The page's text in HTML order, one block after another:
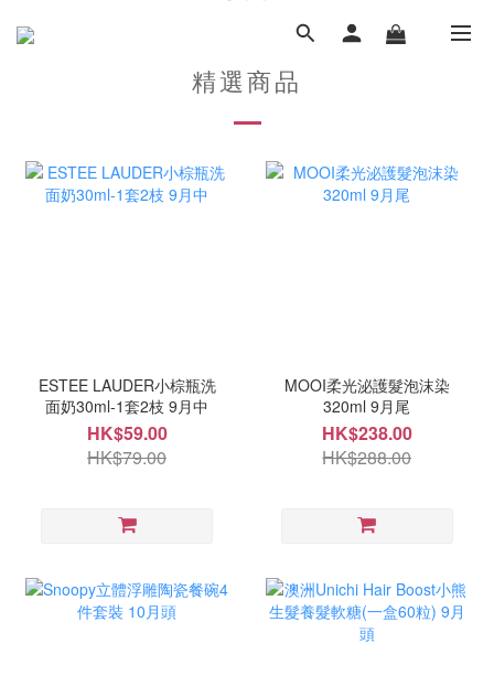
精選商品
ESTEE LAUDER小棕瓶洗
面奶30ml-1套2枝 9月中
HK$59.00
HK$79.00
MOOI柔光泌護髮泡沫染
320ml 9月尾
HK$238.00
HK$288.00